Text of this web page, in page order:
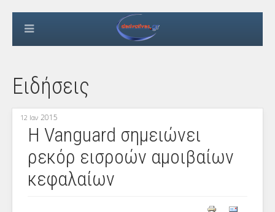
Ειδήσεις
12 Ιαν 2015
Η Vanguard σημειώνει
ρεκόρ εισροών αμοιβαίων
κεφαλαίων